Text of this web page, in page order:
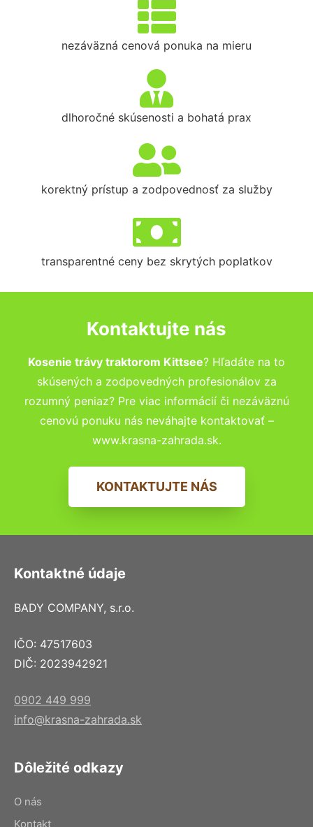
nezáväzná cenová ponuka na mieru
dlhoročné skúsenosti a bohatá prax
korektný prístup a zodpovednosť za služby
transparentné ceny bez skrytých poplatkov
Kontaktujte nás
Kosenie trávy traktorom Kittsee? Hľadáte na to
skúsených a zodpovedných profesionálov za
rozumný peniaz? Pre viac informácií či nezáväznú
cenovú ponuku nás neváhajte kontaktovať –
www.krasna-zahrada.sk.
KONTAKTUJTE NÁS
Kontaktné údaje
BADY COMPANY, s.r.o.
IČO: 47517603
DIČ: 2023942921
0902 449 999
info@krasna-zahrada.sk
Dôležité odkazy
O nás
Kontakt